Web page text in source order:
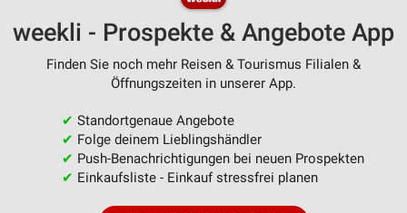
weekli - Prospekte & Angebote App
Finden Sie noch mehr Reisen & Tourismus Filialen &
Öffnungszeiten in unserer App.
✔ Standortgenaue Angebote
✔ Folge deinem Lieblingshändler
✔ Push-Benachrichtigungen bei neuen Prospekten
✔ Einkaufsliste - Einkauf stressfrei planen